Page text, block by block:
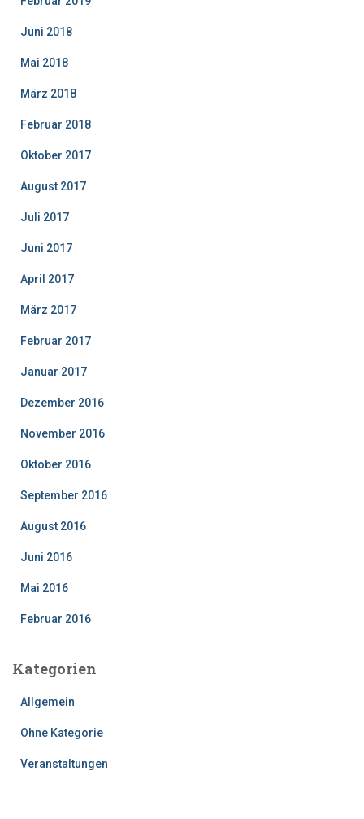
Juni 2018
Mai 2018
März 2018
Februar 2018
Oktober 2017
August 2017
Juli 2017
Juni 2017
April 2017
März 2017
Februar 2017
Januar 2017
Dezember 2016
November 2016
Oktober 2016
September 2016
August 2016
Juni 2016
Mai 2016
Februar 2016
Kategorien
Allgemein
Ohne Kategorie
Veranstaltungen